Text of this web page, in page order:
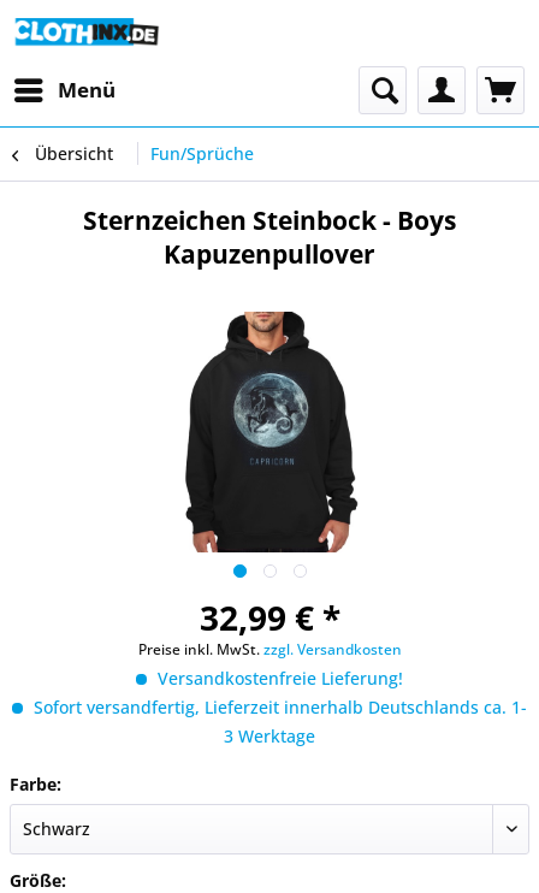
Menü
Übersicht Fun/Sprüche
Sternzeichen Steinbock - Boys
Kapuzenpullover
32,99 € *
Preise inkl. MwSt.zzgl. Versandkosten
Versandkostenfreie Lieferung!
Sofort versandfertig, Lieferzeit innerhalb Deutschlands ca. 1-
3 Werktage
Farbe:
Größe: